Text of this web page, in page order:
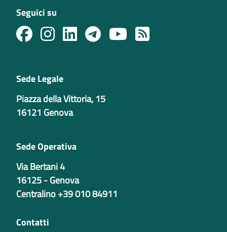
Seguici su
Sede Legale
Piazza della Vittoria, 15
16121 Genova
Sede Operativa
Via Bertani 4
16125 - Genova
Centralino +39 010 84911
Contatti